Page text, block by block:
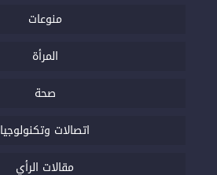
منوعات
المرأة
صحة
اتصالات وتكنولوجيا
مقالات الرأي